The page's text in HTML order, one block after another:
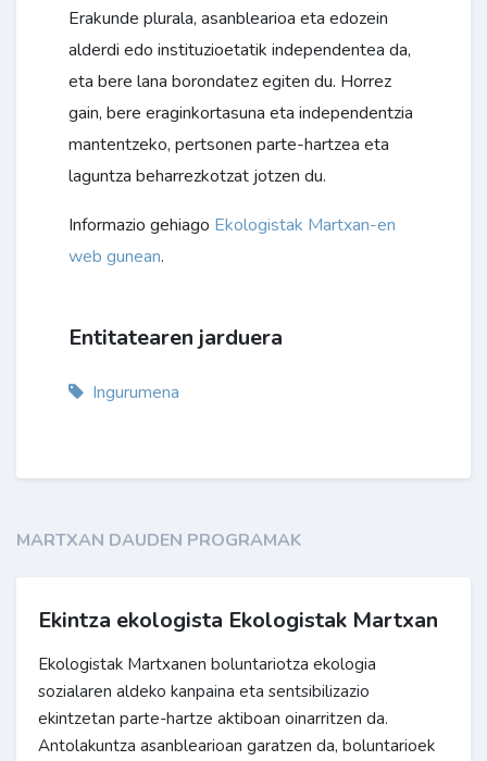
Erakunde plurala, asanblearioa eta edozein
alderdi edo instituzioetatik independentea da,
eta bere lana borondatez egiten du. Horrez
gain, bere eraginkortasuna eta independentzia
mantentzeko, pertsonen parte-hartzea eta
laguntza beharrezkotzat jotzen du.
Informazio gehiago Ekologistak Martxan-en
web gunean.
Entitatearen jarduera
Ingurumena
MARTXAN DAUDEN PROGRAMAK
Ekintza ekologista Ekologistak Martxan
Ekologistak Martxanen boluntariotza ekologia
sozialaren aldeko kanpaina eta sentsibilizazio
ekintzetan parte-hartze aktiboan oinarritzen da.
Antolakuntza asanblearioan garatzen da, boluntarioek